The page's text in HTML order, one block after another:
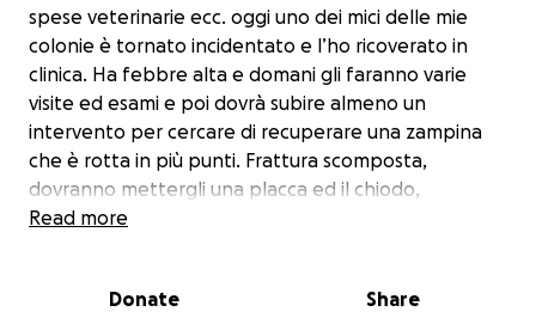
spese veterinarie ecc. oggi uno dei mici delle mie
colonie è tornato incidentato e l’ho ricoverato in
clinica. Ha febbre alta e domani gli faranno varie
visite ed esami e poi dovrà subire almeno un
intervento per cercare di recuperare una zampina
che è rotta in più punti. Frattura scomposta,
dovranno mettergli una placca ed il chiodo,
dopodiché ci vorrà un mese minimo per la
mi occupo dal 2004 di questi mici senza famiglia.
Read more
Donate Share